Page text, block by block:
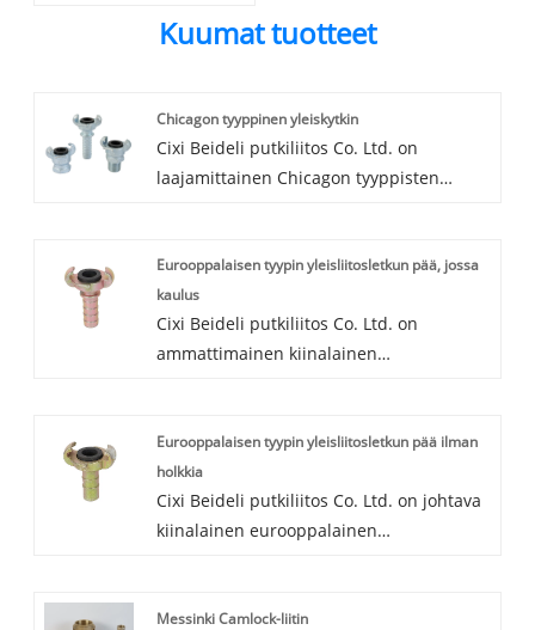
Kuumat tuotteet
Chicagon tyyppinen yleiskytkin
Cixi Beideli putkiliitos Co. Ltd. on
laajamittainen Chicagon tyyppisten
Zhejiangissa, lähellä Ningbon satamaa ja
Shanghain satamaa. Olemme
erikoistuneet Chicagon tyyppisiin
Uiniversal-kytkimiin useiden vuosien
toimittamista sinulle.
Eurooppalaisen tyypin yleisliitosletkun pää, jossa
kaulus
Cixi Beideli putkiliitos Co. Ltd. on
ammattimainen kiinalainen
eurooppalaista tyyppistä yleisliitosletkun
päätä kauluksella parhaalla laadulla ja
hyvällä hinnalla, ole hyvä ja putoaa. ota
meihin yhteyttä nyt.
Eurooppalaisen tyypin yleisliitosletkun pää ilman
holkkia
Cixi Beideli putkiliitos Co. Ltd. on johtava
kiinalainen eurooppalainen
Eurooppalaisen tyypin yleisliitosletkun
Messinki Camlock-liitin